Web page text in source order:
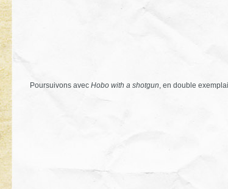
Poursuivons avec Hobo with a shotgun , en double